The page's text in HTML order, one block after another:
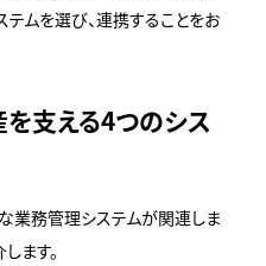
ムを選び、連携することをお
支える4つのシス
業務管理システムが関連しま
ます。